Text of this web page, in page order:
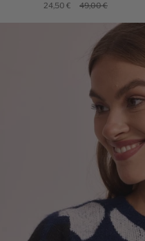
24,50 € 49,00 €